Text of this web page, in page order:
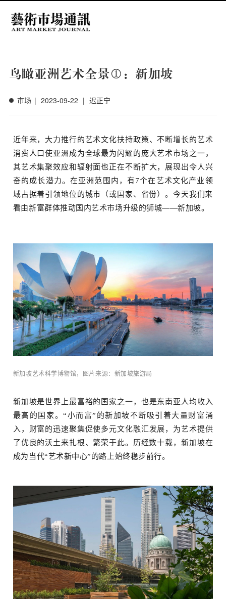
鸟瞰亚洲艺术全景①：新加坡
市场 | 2023-09-22 | 迟正宁
近年来，大力推行的艺术文化扶持政策、不断增长的艺术
消费人口使亚洲成为全球最为闪耀的庞大艺术市场之一，
其艺术集聚效应和辐射面也正在不断扩大，展现出令人兴
奋的成长潜力。 在亚洲范围内，有7个在艺术文化产业领
域占据着引领地位的城市（或国家、省份）。今天我们来
看由新富群体推动国内艺术市场升级的狮城——新加坡。
新加坡艺术科学博物馆，图片来源：新加坡旅游局
新加坡是世界上最富裕的国家之一，也是东南亚人均收入
最高的国家。“小而富”的新加坡不断吸引着大量财富涌
入，财富的迅速聚集促使多元文化融汇发展，为艺术提供
了优良的沃土来扎根、繁荣于此。 历经数十载，新加坡在
成为当代“艺术新中心”的路上始终稳步前行。